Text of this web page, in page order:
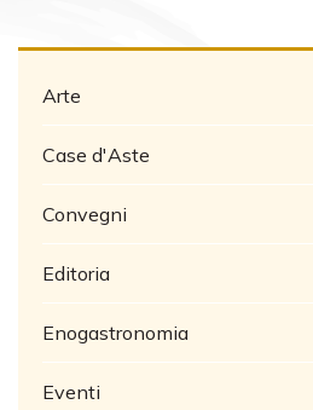
Arte
Case d'Aste
Convegni
Editoria
Enogastronomia
Eventi